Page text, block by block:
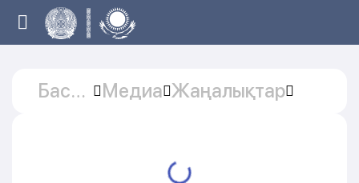
Басты
Медиа Жаңалықтар